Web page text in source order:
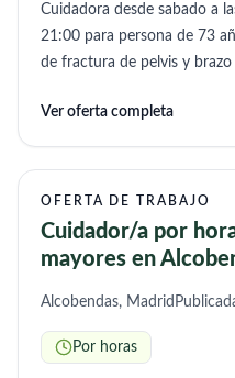
Incorporación en Septiembre 📍 Zona: Rivas Vaciamadrid
📞 Contacto por teléfono o
semana.
Cuidadora desde sabado a
21:00 para persona de 73
de fractura de pelvis y
Ver oferta completa
OFERTA DE TRABAJO
Cuidador/a por
mayores en
Alcobendas, Madrid
Por horas